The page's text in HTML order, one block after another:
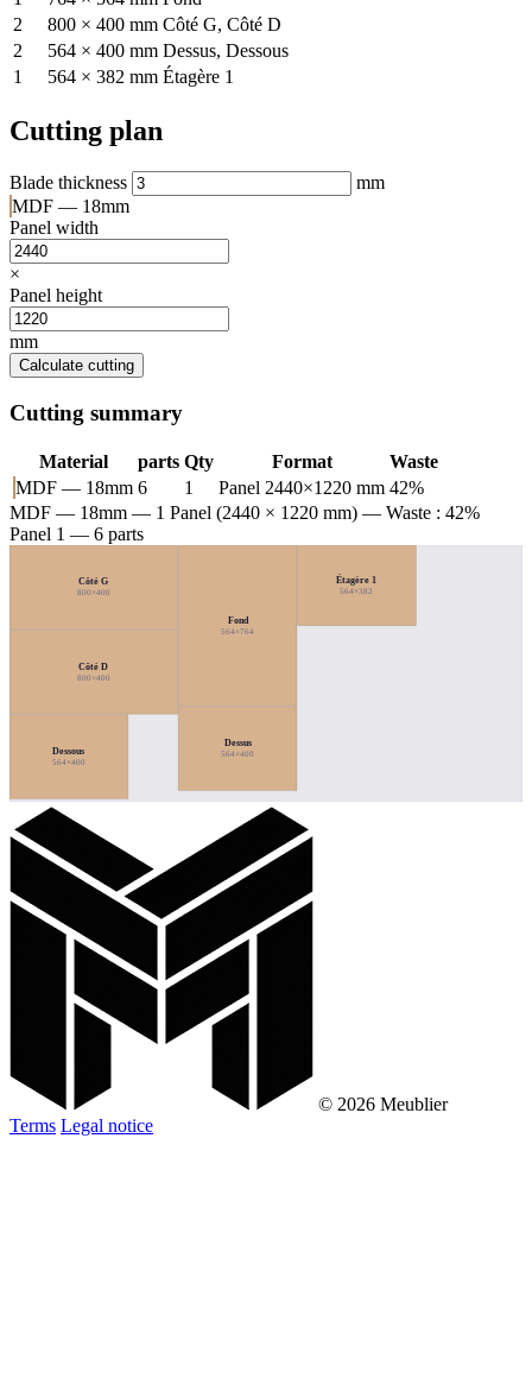
2
800 × 400 mm Côté G, Côté D
2
564 × 400 mm Dessus, Dessous
1
564 × 382 mm Étagère 1
Cutting plan
Blade thickness
mm
MDF — 18mm
Panel width
×
Panel height
mm
Calculate cutting
Cutting summary
Material parts Qty Format
Waste
MDF — 18mm 6 1 Panel 2440×1220 mm 42%
MDF — 18mm — 1 Panel (2440 × 1220 mm) — Waste : 42%
Panel 1 — 6 parts
Côté G
800×400
Côté D
800×400
Fond
564×764
Dessus
564×400
Dessous
564×400
Étagère 1
564×382
© 2026 Meublier
Terms Legal notice